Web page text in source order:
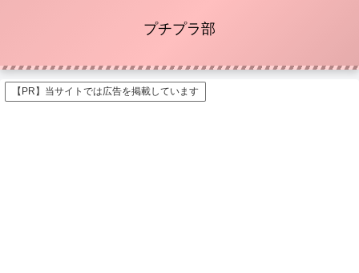
プチプラ部
【PR】当サイトでは広告を掲載しています